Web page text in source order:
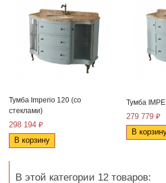
Тумба Imperio 120 (со
стеклами)
298 194 ₽
В корзину
Тумба
279 779 ₽
В
В этой категории 12 товаров: